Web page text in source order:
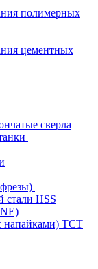
полимерных
цементных
сверла
стали HSS
напайками) ТСТ